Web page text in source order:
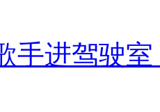
手进驾驶